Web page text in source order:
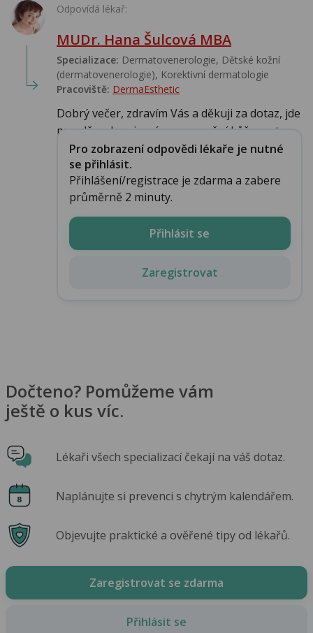
Odpovídá lékař:
MUDr. Hana Šulcová MBA
Specializace: Dermatovenerologie, Dětské kožní
(dermatovenerologie), Korektivní dermatologie
Pracoviště: DermaEsthetic
Dobrý večer, zdravím Vás a děkuji za dotaz, jde
pravděpod. o virové onemocnění kůže, nutn...
Pro zobrazení odpovědi lékaře je nutné
se přihlásit.
Přihlášení/registrace je zdarma a zabere
průměrně 2 minuty.
Přihlásit se
Zaregistrovat
Dočteno? Pomůžeme vám
ještě o kus víc.
Lékaři všech specializací čekají na váš dotaz.
Naplánujte si prevenci s chytrým kalendářem.
Objevujte praktické a ověřené tipy od lékařů.
Zaregistrovat se zdarma
Přihlásit se